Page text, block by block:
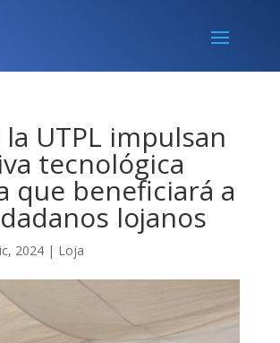
la UTPL impulsan
tecnológica
que beneficiará a
lojanos
2024| Loja